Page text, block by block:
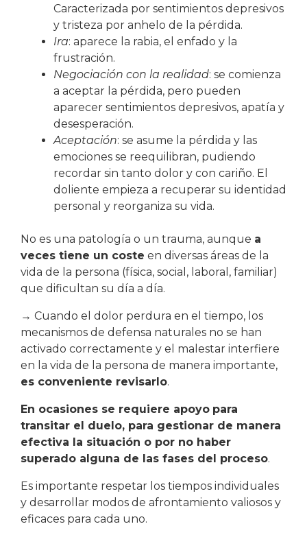
Caracterizada por sentimientos depresivos
y tristeza por anhelo de la pérdida.
Ira: aparece la rabia, el enfado y la
frustración.
Negociación con la realidad: se comienza
a aceptar la pérdida, pero pueden
aparecer sentimientos depresivos, apatía y
desesperación.
Aceptación: se asume la pérdida y las
emociones se reequilibran, pudiendo
recordar sin tanto dolor y con cariño. El
doliente empieza a recuperar su identidad
personal y reorganiza su vida.
No es una patología o un trauma, aunque a
veces tiene un coste en diversas áreas de la
vida de la persona (física, social, laboral, familiar)
que dificultan su día a día.
→ Cuando el dolor perdura en el tiempo, los
mecanismos de defensa naturales no se han
activado correctamente y el malestar interfiere
en la vida de la persona de manera importante,
es conveniente revisarlo.
En ocasiones se requiere apoyo para
transitar el duelo, para gestionar de manera
efectiva la situación o por no haber
superado alguna de las fases del proceso.
Es importante respetar los tiempos individuales
y desarrollar modos de afrontamiento valiosos y
eficaces para cada uno.